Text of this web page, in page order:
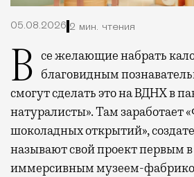
05.08.2026 2 мин. чтения
Все желающие набрать калорий к зиме под благовидным
смогут сделать это на ВДНХ в
натуралисты». Там заработает
шоколадных открытий»,
называют свой проект первым
иммерсивным музеем-